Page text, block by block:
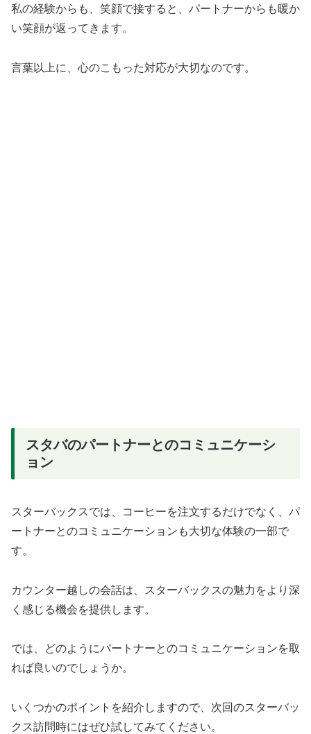
私の経験からも、笑顔で接すると、パートナーからも暖か
い笑顔が返ってきます。
言葉以上に、心のこもった対応が大切なのです。
スタバのパートナーとのコミュニケーシ
ョン
スターバックスでは、コーヒーを注文するだけでなく、パ
ートナーとのコミュニケーションも大切な体験の一部で
す。
カウンター越しの会話は、スターバックスの魅力をより深
く感じる機会を提供します。
では、どのようにパートナーとのコミュニケーションを取
れば良いのでしょうか。
いくつかのポイントを紹介しますので、次回のスターバッ
クス訪問時にはぜひ試してみてください。